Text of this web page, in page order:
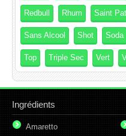
Redbull Rhum Saint
Sans Alcool Shot Soda
Top Triple Sec Vert
Ingrédients
Amaretto